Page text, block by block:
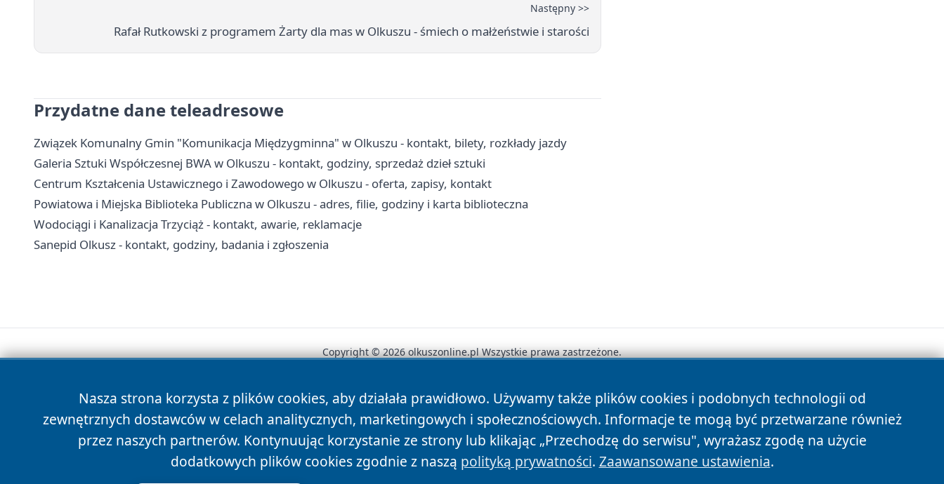
Następny >>
Rafał Rutkowski z programem Żarty dla mas w Olkuszu - śmiech o małżeństwie i starości
Przydatne dane teleadresowe
Związek Komunalny Gmin "Komunikacja Międzygminna" w Olkuszu - kontakt, bilety, rozkłady jazdy
Galeria Sztuki Współczesnej BWA w Olkuszu - kontakt, godziny, sprzedaż dzieł sztuki
Centrum Kształcenia Ustawicznego i Zawodowego w Olkuszu - oferta, zapisy, kontakt
Powiatowa i Miejska Biblioteka Publiczna w Olkuszu - adres, filie, godziny i karta biblioteczna
Wodociągi i Kanalizacja Trzyciąż - kontakt, awarie, reklamacje
Sanepid Olkusz - kontakt, godziny, badania i zgłoszenia
Nasza strona korzysta z plików cookies, aby działała prawidłowo. Używamy także plików cookies i podobnych technologii od
zewnętrznych dostawców w celach analitycznych, marketingowych i społecznościowych. Informacje te mogą być przetwarzane również
przez naszych partnerów. Kontynuując korzystanie ze strony lub klikając „Przechodzę do serwisu", wyrażasz zgodę na użycie
dodatkowych plików cookies zgodnie z naszą polityką prywatności. Zaawansowane ustawienia.
Copyright © 2026 olkuszonline.pl Wszystkie prawa zastrzeżone.
News Autorzy Polityka Prywatności Polityka Cookies